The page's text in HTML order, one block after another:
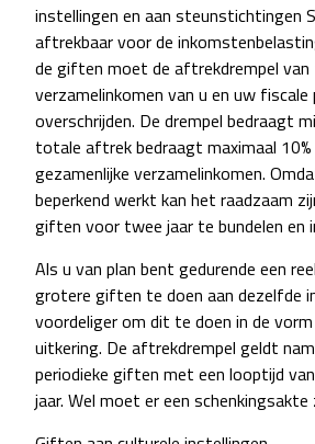
instellingen en aan steunstichtingen
aftrekbaar voor de
de giften moet de aftrekdrempel van
verzamelinkomen van u en uw
overschrijden. De drempel bedraagt
totale aftrek bedraagt maximaal
gezamenlijke verzamelinkomen.
beperkend werkt kan het raadzaam
giften voor twee jaar te bundelen en
Als u van plan bent gedurende een
grotere giften te doen aan dezelfde
voordeliger om dit te doen in de
uitkering. De aftrekdrempel geldt
periodieke giften met een looptijd
jaar. Wel moet er een